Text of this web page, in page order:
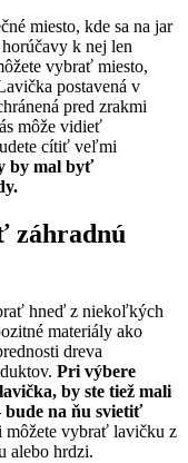
miesto, kde sa na jar
k nej len
vybrať miesto,
postavená v
pred zrakmi
môže vidieť
cítiť veľmi
by mal byť
záhradnú
hneď z niekoľkých
materiály ako
dreva
Pri výbere
by ste tiež mali
bude na ňu svietiť
môžete vybrať lavičku z
alebo hrdzi.